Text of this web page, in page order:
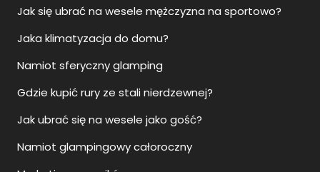
Jak się ubrać na wesele mężczyzna na sportowo?
Jaka klimatyzacja do domu?
Namiot sferyczny glamping
Gdzie kupić rury ze stali nierdzewnej?
Jak ubrać się na wesele jako gość?
Namiot glampingowy całoroczny